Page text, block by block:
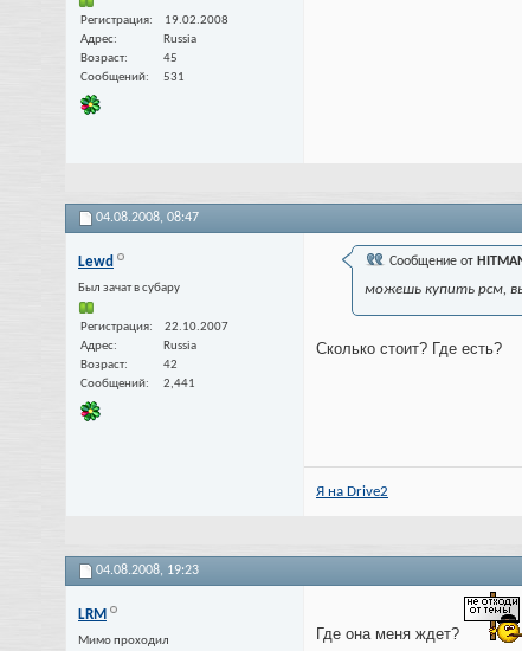
Регистрация
19.02.2008
Адрес
Russia
Возраст
45
Сообщений
531
04.08.2008, 08:47
Lewd
Был зачат в субару
Регистрация
22.10.2007
Адрес
Russia
Возраст
42
Сообщений
2,441
Сообщение от
можешь купить рсм,
Сколько стоит? Где есть?
Я на Drive2
04.08.2008, 19:23
LRM
Мимо проходил Где она меня ждет?